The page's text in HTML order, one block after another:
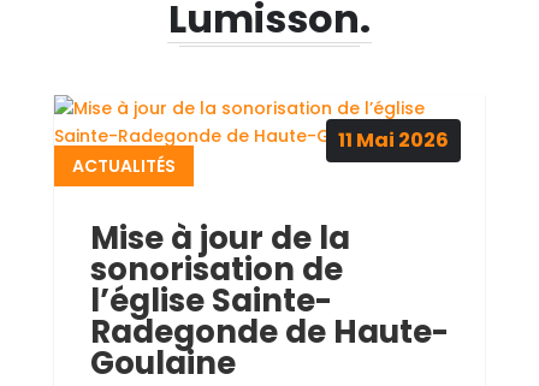
Lumisson.
Mise à jour de la
sonorisation de
l’église Sainte-
Radegonde de Haute-
Goulaine
ACTUALITÉS
11 Mai 2026